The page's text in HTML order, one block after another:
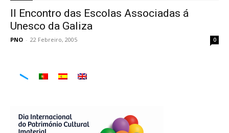
II Encontro das Escolas Associadas á
Unesco da Galiza
PNO - 22 Febreiro, 2005 0